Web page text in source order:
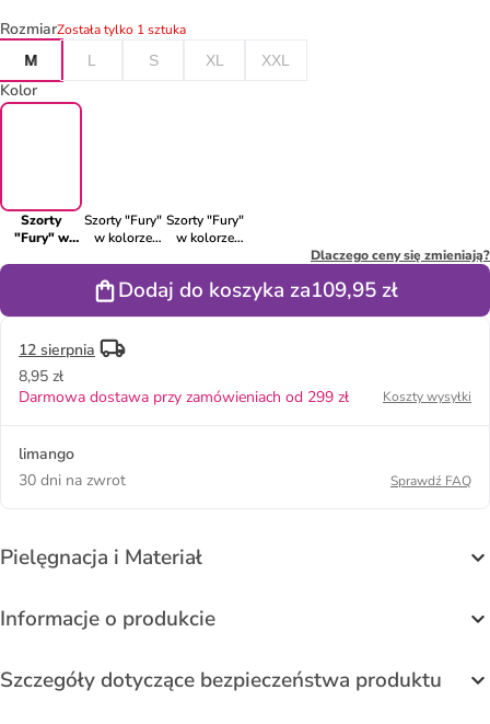
RozmiarZostała tylko 1 sztuka
M
L S XL XXL
Kolor
Szorty
"Fury" w
jasnoszarym
Szorty "Fury"
w kolorze
Szorty "Fury"
w kolorze
Dlaczego ceny się zmieniają?
Dodaj do koszyka za109,95 zł
12 sierpnia
8,95 zł
Darmowa dostawa przy zamówieniach od 299 zł
Koszty wysyłki
limango
30 dni na zwrot
Sprawdź FAQ
Pielęgnacja i Materiał
Informacje o produkcie
Szczegóły dotyczące bezpieczeństwa produktu